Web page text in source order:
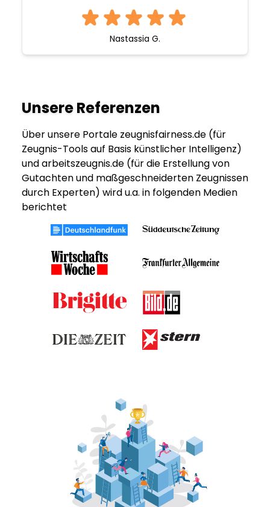
Nastassia G.
Unsere Referenzen
Über unsere Portale zeugnisfairness.de (für
Zeugnis-Tools auf Basis künstlicher Intelligenz)
und arbeitszeugnis.de (für die Erstellung von
Gutachten und maßgeschneiderten Zeugnissen
durch Experten) wird u.a. in folgenden Medien
berichtet